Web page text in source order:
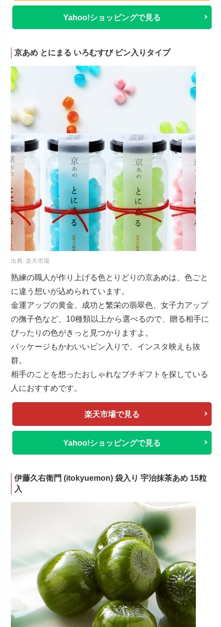
Yahoo!ショッピングで見る
京あめ とにまる いろむすび ビン入りタイプ
出典:楽天市場
熟練の職人が作り上げる色とりどりの京あめは、色ごと
に違う想いが込められています。
金運アップの黄金、成功と繁栄の翡翠色、女子力アップ
の撫子色など、10種類以上から選べるので、贈る相手に
ぴったりの色がきっと見つかりますよ。
パッケージもかわいいビン入りで、インスタ映えも抜
群。
相手のことを想ったおしゃれなプチギフトを探している
人におすすめです。
楽天市場で見る
Yahoo!ショッピングで見る
伊藤久右衛門 (itokyuemon) 袋入り 宇治抹茶あめ 15粒
入